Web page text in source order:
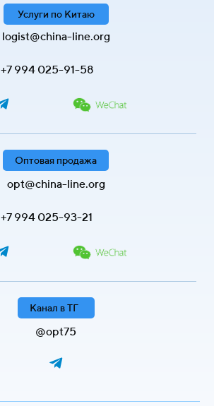
Услуги по Китаю
logist@china-line.org
+7 994 025-91-58
Оптовая продажа
opt@china-line.org
+7 994 025-93-21
Канал в ТГ
@opt75